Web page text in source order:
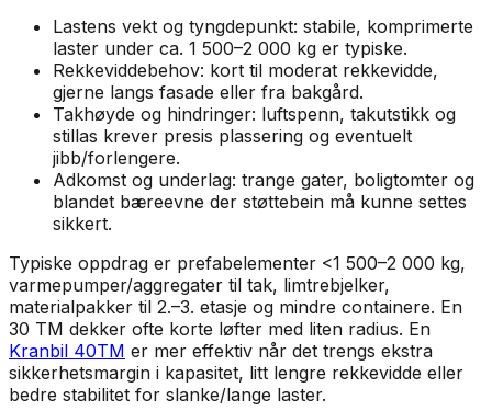
Lastens vekt og tyngdepunkt: stabile, komprimerte
laster under ca. 1 500–2 000 kg er typiske.
Rekkeviddebehov: kort til moderat rekkevidde,
gjerne langs fasade eller fra bakgård.
Takhøyde og hindringer: luftspenn, takutstikk og
stillas krever presis plassering og eventuelt
jibb/forlengere.
Adkomst og underlag: trange gater, boligtomter og
blandet bæreevne der støttebein må kunne settes
sikkert.
Typiske oppdrag er prefabelementer <1 500–2 000 kg,
varmepumper/aggregater til tak, limtrebjelker,
materialpakker til 2.–3. etasje og mindre containere. En
30 TM dekker ofte korte løfter med liten radius. En
Kranbil 40TM er mer effektiv når det trengs ekstra
sikkerhetsmargin i kapasitet, litt lengre rekkevidde eller
bedre stabilitet for slanke/lange laster.